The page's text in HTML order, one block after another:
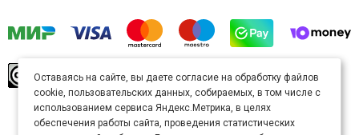
произведение доступно полицензии Creative
Commons «Attribution» («Атрибуция») 4.0
Непортированная.
Карта сайта
Оставаясь на сайте, вы даете согласие на обработку файлов
cookie, пользовательских данных, собираемых, в том числе с
использованием сервиса Яндекс.Метрика, в целях
обеспечения работы сайта, проведения статистических